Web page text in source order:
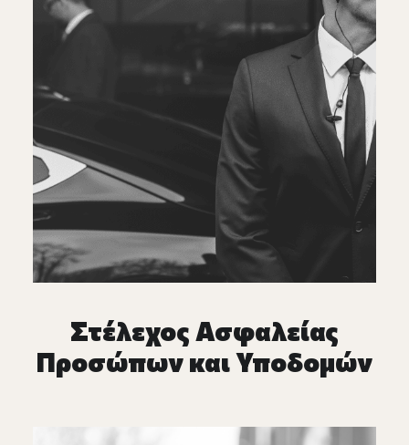
Στέλεχος Ασφαλείας
Προσώπων και Υποδομών